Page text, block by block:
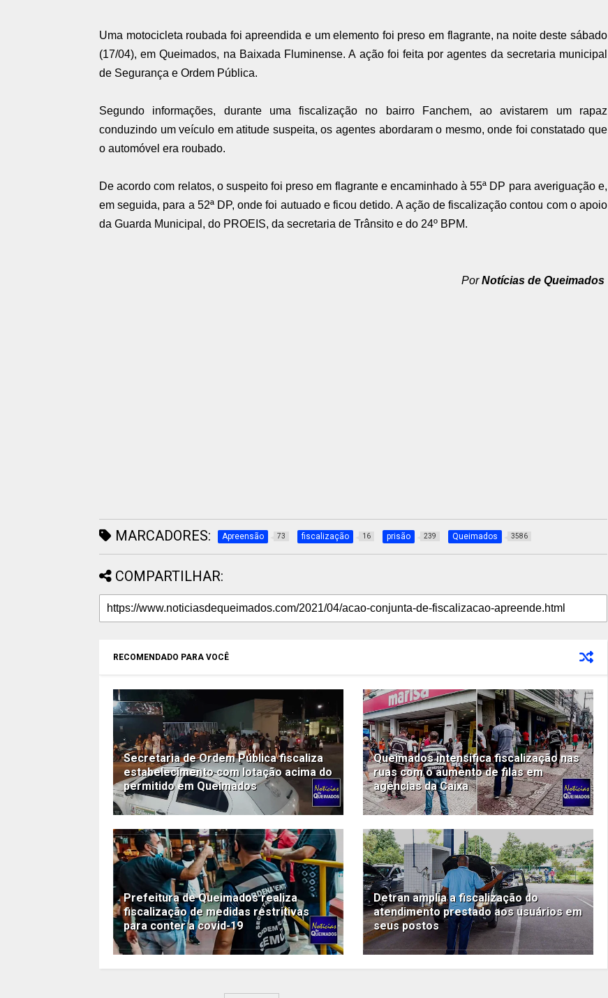
Uma motocicleta roubada foi apreendida e um elemento foi preso em flagrante, na noite deste sábado
(17/04), em Queimados, na Baixada Fluminense. A ação foi feita por agentes da secretaria municipal
de Segurança e Ordem Pública.
Segundo informações, durante uma fiscalização no bairro Fanchem, ao avistarem um rapaz
conduzindo um veículo em atitude suspeita, os agentes abordaram o mesmo, onde foi constatado que
o automóvel era roubado.
De acordo com relatos, o suspeito foi preso em flagrante e encaminhado à 55ª DP para averiguação e,
em seguida, para a 52ª DP, onde foi autuado e ficou detido. A ação de fiscalização contou com o apoio
da Guarda Municipal, do PROEIS, da secretaria de Trânsito e do 24º BPM.
PorNotícias de Queimados
MARCADORES: Apreensão 73 fiscalização 16 prisão 239 Queimados 3586
COMPARTILHAR:
RECOMENDADO PARA VOCÊ
Secretaria de Ordem Pública fiscaliza
estabelecimento com lotação acima do
permitido em Queimados
Queimados intensifica fiscalização nas
ruas com o aumento de filas em
agências da Caixa
Prefeitura de Queimados realiza
fiscalização de medidas restritivas
para conter a covid-19
Detran amplia a fiscalização do
atendimento prestado aos usuários em
seus postos